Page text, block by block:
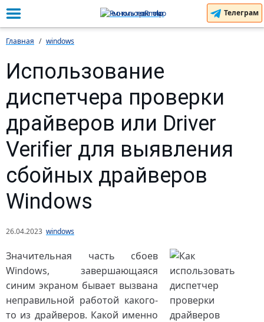
Телеграм
Главная windows
Использование
диспетчера проверки
драйверов или Driver
Verifier для выявления
сбойных драйверов
Windows
26.04.2023 windows
Значительная часть сбоев
Windows, завершающаяся
синим экраном бывает вызвана
неправильной работой какого-
то из драйверов. Какой именно